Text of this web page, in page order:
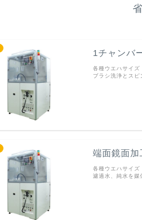
1チャンバ
各種ウエハサイズ
ブラシ洗浄とス
端面鏡面加
各種ウエハサイズ
濾過水、純水を